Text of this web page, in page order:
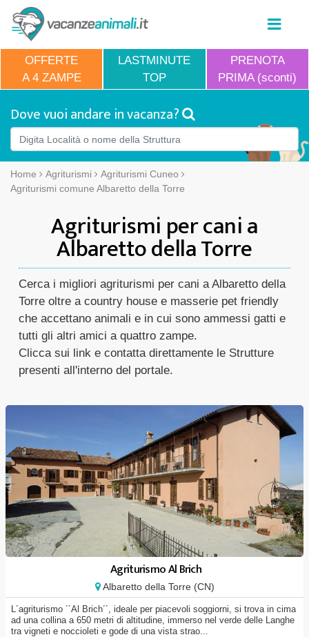
OFFERTE
A 4 ZAMPE
LASTMINUTE
TOP
PRENOTA
PRIMA (sconti)
Dove vuoi andare in vacanza?
Home Agriturismi
Agriturismi Cuneo
Agriturismi comune Albaretto della Torre
Agriturismi per cani a
Albaretto della Torre
Cerca i migliori agriturismi per cani a Albaretto della
Torre oltre a country house e masserie pet friendly
che accettano animali e in cui sono ammessi gatti e
tutti gli altri amici a quattro zampe.
Clicca sui link e contatta direttamente le Strutture
presenti all'interno del portale.
Agriturismo Al Brich
Albaretto della Torre (CN)
L´agriturismo ´´Al Brich´´, ideale per piacevoli soggiorni, si trova in cima
ad una collina a 650 metri di altitudine, immerso nel verde delle Langhe
tra vigneti e noccioleti e gode di una vista strao...